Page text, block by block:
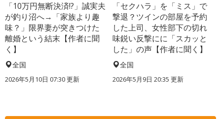
「10万円無断決済!?」誠実夫
が釣り沼へ→「家族より趣
味？」限界妻が突きつけた
離婚という結末【作者に聞
く】
全国
2026年5月10日 07:30 更新
「セクハラ」を「ミス」で
撃退？ツインの部屋を予約
した上司、女性部下の切れ
味鋭い反撃にに「スカッと
した」の声【作者に聞く】
全国
2026年5月9日 20:35 更新